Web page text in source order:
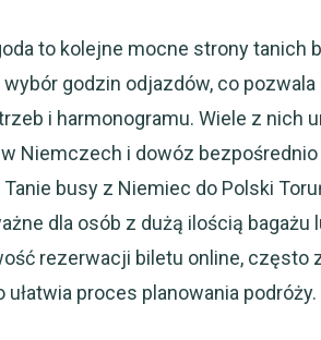
to kolejne mocne strony tanich
godzin odjazdów, co
i harmonogramu. Wiele z nich
Niemczech i dowóz
busy z Niemiec do Polski
dla osób z dużą ilością
rezerwacji biletu online, często
ułatwia proces planowania podróży.